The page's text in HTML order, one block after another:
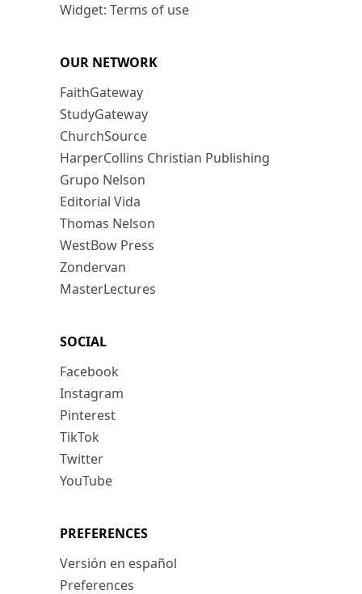
Widget: Terms of use
OUR NETWORK
FaithGateway
StudyGateway
ChurchSource
HarperCollins Christian Publishing
Grupo Nelson
Editorial Vida
Thomas Nelson
WestBow Press
Zondervan
MasterLectures
SOCIAL
Facebook
Instagram
Pinterest
TikTok
Twitter
YouTube
PREFERENCES
Versión en español
Preferences